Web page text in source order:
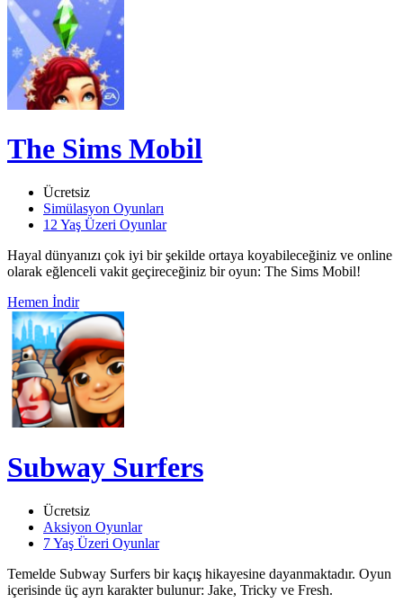
The Sims Mobil
Ücretsiz
Simülasyon Oyunları
12 Yaş Üzeri Oyunlar
Hayal dünyanızı çok iyi bir şekilde ortaya koyabileceğiniz ve online
olarak eğlenceli vakit geçireceğiniz bir oyun: The Sims Mobil!
Hemen İndir
Subway Surfers
Ücretsiz
Aksiyon Oyunlar
7 Yaş Üzeri Oyunlar
Temelde Subway Surfers bir kaçış hikayesine dayanmaktadır. Oyun
içerisinde üç ayrı karakter bulunur: Jake, Tricky ve Fresh.